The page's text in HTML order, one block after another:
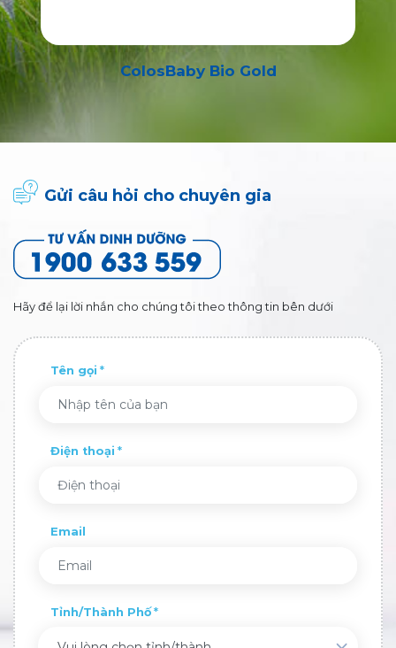
ColosBaby Bio Gold
Gửi câu hỏi cho chuyên gia
Hãy để lại lời nhắn cho chúng tôi theo thông tin bên dưới
Tên gọi
Điện thoại
Email
Tỉnh/Thành Phố